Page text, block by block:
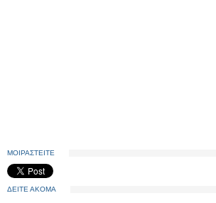
ΜΟΙΡΑΣΤΕΙΤΕ
ΔΕΙΤΕ ΑΚΟΜΑ